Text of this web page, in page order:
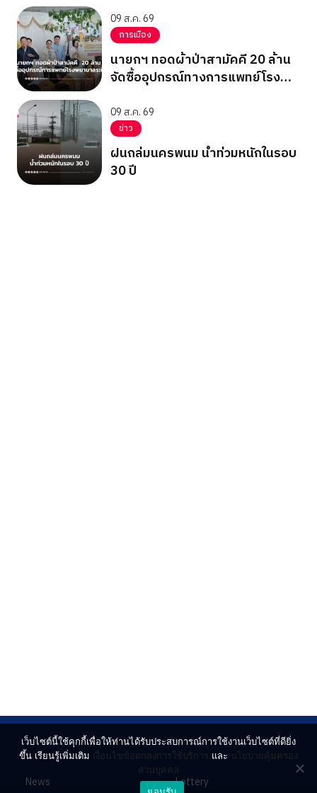
09 ส.ค. 69
การเมือง
นายกฯ ทอดผ้าป่าสามัคคี 20 ล้าน
จัดซื้ออุปกรณ์ทางการแพทย์โรง
09 ส.ค. 69
ข่าว
ฝนถล่มนครพนม น้ำท่วมหนักในรอบ
30 ปี
News
Lottery
เว็บไซต์นี้ใช้คุกกี้เพื่อให้ท่านได้รับประสบการณ์การใช้งานเว็บไซต์ที่ดียิ่ง
ขึ้น เรียนรู้เพิ่มเติม เงื่อนไขข้อตกลงการใช้บริการ และ นโยบายคุ้มครอง
ส่วนบุคคล